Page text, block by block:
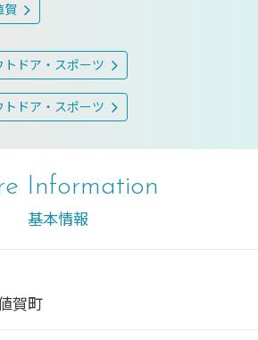
賀
トドア・スポーツ
トドア・スポーツ
Information
基本情報
賀町